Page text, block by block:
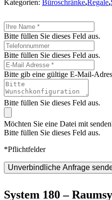
Kategorien: Büroschränke,Regale,
Bitte füllen Sie dieses Feld aus.
Bitte füllen Sie dieses Feld aus.
Bitte gib eine gültige E-Mail-
Bitte füllen Sie dieses Feld aus.
Möchten Sie eine Datei mit
Bitte füllen Sie dieses Feld aus.
*Pflichtfelder
Unverbindliche Anfrage
System 180 –